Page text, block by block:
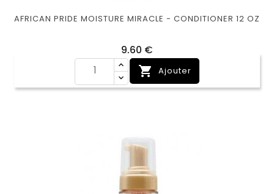
AFRICAN PRIDE MOISTURE MIRACLE - CONDITIONER 12 OZ
9,60 €
 Ajouter